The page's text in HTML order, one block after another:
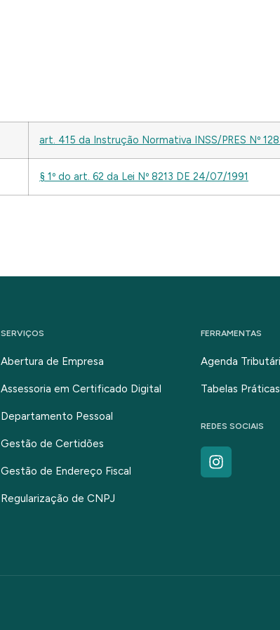
art. 415 da Instrução Normativa INSS/PRES Nº
§ 1º do art. 62 da Lei Nº 8213 DE 24/07/1991
SERVIÇOS
Abertura de Empresa
Assessoria em Certificado Digital
Departamento Pessoal
Gestão de Certidões
Gestão de Endereço Fiscal
Regularização de CNPJ
FERRAMENTAS
Agenda
Tabelas Práticas
REDES SOCIAIS